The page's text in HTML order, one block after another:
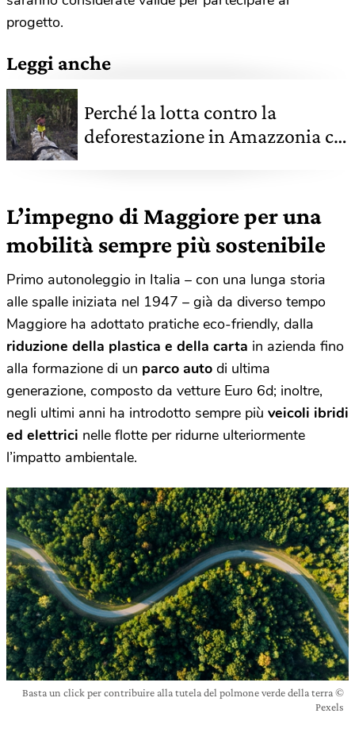
progetto.
Leggi anche
Perché la lotta contro la
deforestazione in Amazzonia ci
L’impegno di Maggiore per una
mobilità sempre più sostenibile
Primo autonoleggio in Italia – con una lunga storia
alle spalle iniziata nel 1947 – già da diverso tempo
Maggiore ha adottato pratiche eco-friendly, dalla
riduzione della plastica e della carta in azienda fino
alla formazione di un parco auto di ultima
generazione, composto da vetture Euro 6d; inoltre,
negli ultimi anni ha introdotto sempre più veicoli ibridi
ed elettrici nelle flotte per ridurne ulteriormente
l’impatto ambientale.
Basta un click per contribuire alla tutela del polmone verde della terra ©
Pexels